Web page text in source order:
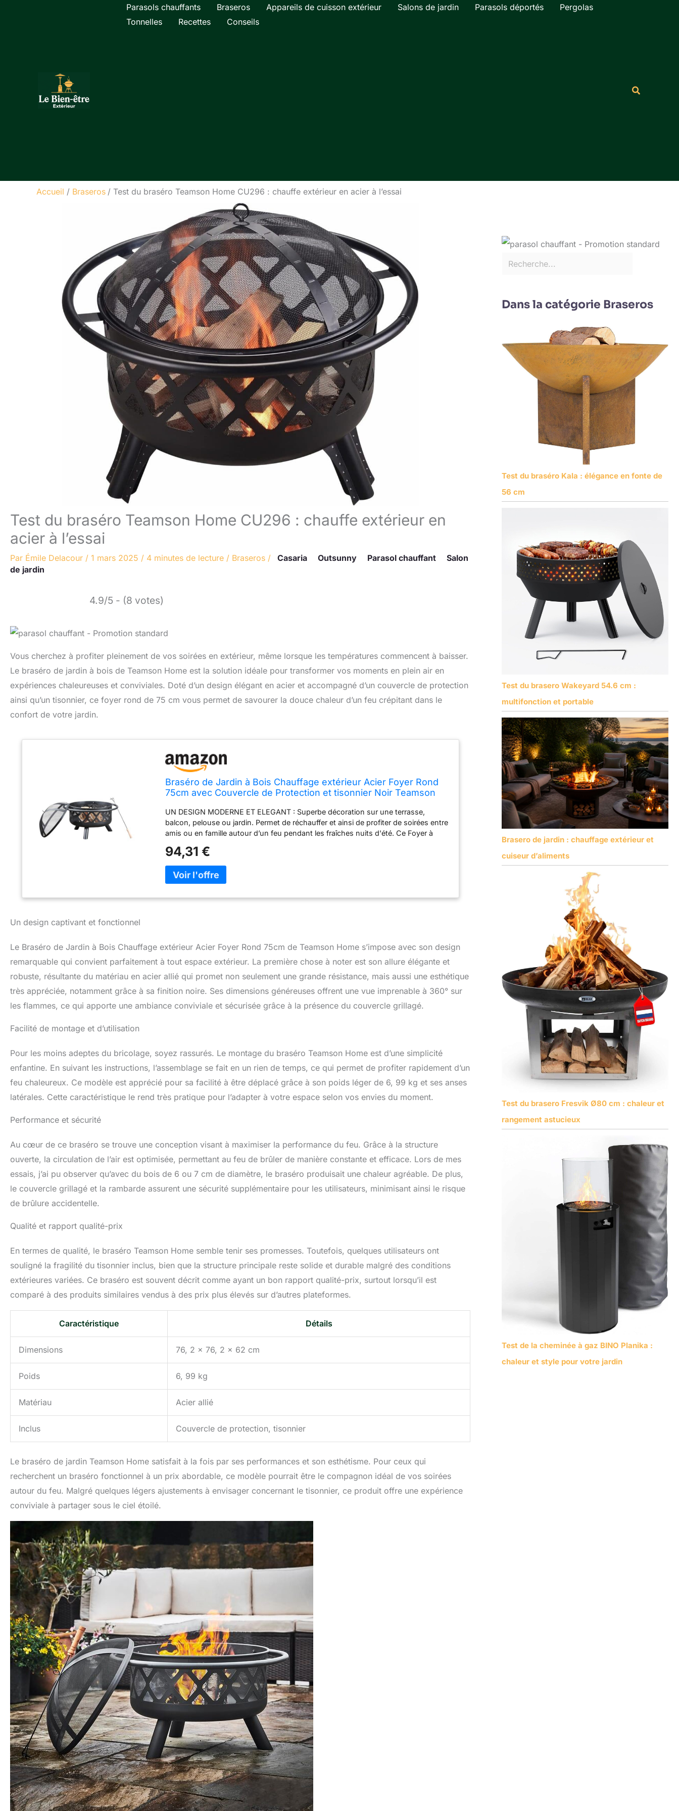
Parasols chauffants Braseros Appareils de cuisson extérieur Salons de jardin Parasols déportés
Pergolas
Tonnelles
Recettes Conseils
Accueil Braseros Test du braséro Teamson Home CU296 : chauffe extérieur en acier à l’essai
Test du braséro Teamson Home CU296 : chauffe extérieur en
acier à l’essai
Par Émile Delacour / 1 mars 2025 / 4 minutes de lecture / Braseros / Casaria Outsunny Parasol chauffant
Salon
de jardin
4.9/5 - (8 votes)
Vous cherchez à profiter pleinement de vos soirées en extérieur, même lorsque les températures commencent à baisser.
Le braséro de jardin à bois de Teamson Home est la solution idéale pour transformer vos moments en plein air en
expériences chaleureuses et conviviales. Doté d’un design élégant en acier et accompagné d’un couvercle de protection
ainsi qu’un tisonnier, ce foyer rond de 75 cm vous permet de savourer la douce chaleur d’un feu crépitant dans le
confort de votre jardin.
Braséro de Jardin à Bois Chauffage extérieur Acier Foyer Rond
75cm avec Couvercle de Protection et tisonnier Noir Teamson
UN DESIGN MODERNE ET ELEGANT : Superbe décoration sur une terrasse,
balcon, pelouse ou jardin. Permet de réchauffer et ainsi de profiter de soirées entre
amis ou en famille autour d’un feu pendant les fraîches nuits d'été. Ce Foyer à
PROTECTION est fourni pour assurer une sécurité maximale contre les projections
d’étincelles et garantir que les flammes restent allumées pendant les nuits
fraîches. FACILITER LE TRANSPORT : ce braséro est équipé d’anneaux de sécurité
pour faciliter le transport. ACCESSOIRE SUPPLEMENTAIRE : ce braséro est équipé
d’un TISONNIER pour déplacer les bûches et attiser le feu. Ce brasera ne contient
94,31 €
Un design captivant et fonctionnel
Le Braséro de Jardin à Bois Chauffage extérieur Acier Foyer Rond 75cm de Teamson Home s’impose avec son design
remarquable qui convient parfaitement à tout espace extérieur. La première chose à noter est son allure élégante et
robuste, résultante du matériau en acier allié qui promet non seulement une grande résistance, mais aussi une esthétique
très appréciée, notamment grâce à sa finition noire. Ses dimensions généreuses offrent une vue imprenable à 360° sur
les flammes, ce qui apporte une ambiance conviviale et sécurisée grâce à la présence du couvercle grillagé.
Facilité de montage et d’utilisation
Pour les moins adeptes du bricolage, soyez rassurés. Le montage du braséro Teamson Home est d’une simplicité
enfantine. En suivant les instructions, l’assemblage se fait en un rien de temps, ce qui permet de profiter rapidement d’un
feu chaleureux. Ce modèle est apprécié pour sa facilité à être déplacé grâce à son poids léger de 6, 99 kg et ses anses
latérales. Cette caractéristique le rend très pratique pour l’adapter à votre espace selon vos envies du moment.
Performance et sécurité
Au cœur de ce braséro se trouve une conception visant à maximiser la performance du feu. Grâce à la structure
ouverte, la circulation de l’air est optimisée, permettant au feu de brûler de manière constante et efficace. Lors de mes
essais, j’ai pu observer qu’avec du bois de 6 ou 7 cm de diamètre, le braséro produisait une chaleur agréable. De plus,
le couvercle grillagé et la rambarde assurent une sécurité supplémentaire pour les utilisateurs, minimisant ainsi le risque
de brûlure accidentelle.
Qualité et rapport qualité-prix
En termes de qualité, le braséro Teamson Home semble tenir ses promesses. Toutefois, quelques utilisateurs ont
souligné la fragilité du tisonnier inclus, bien que la structure principale reste solide et durable malgré des conditions
extérieures variées. Ce braséro est souvent décrit comme ayant un bon rapport qualité-prix, surtout lorsqu’il est
comparé à des produits similaires vendus à des prix plus élevés sur d’autres plateformes.
Caractéristique Détails
Dimensions 76, 2 x 76, 2 x 62 cm
Poids 6, 99 kg
Matériau Acier allié
Inclus Couvercle de protection, tisonnier
Le braséro de jardin Teamson Home satisfait à la fois par ses performances et son esthétisme. Pour ceux qui
recherchent un braséro fonctionnel à un prix abordable, ce modèle pourrait être le compagnon idéal de vos soirées
autour du feu. Malgré quelques légers ajustements à envisager concernant le tisonnier, ce produit offre une expérience
conviviale à partager sous le ciel étoilé.
Rechercher
Dans la catégorie Braseros
Test du braséro Kala : élégance en fonte de
56 cm
Test du brasero Wakeyard 54.6 cm :
multifonction et portable
Brasero de jardin : chauffage extérieur et
cuiseur d’aliments
Test du brasero Fresvik Ø80 cm : chaleur et
rangement astucieux
Test de la cheminée à gaz BINO Planika :
chaleur et style pour votre jardin